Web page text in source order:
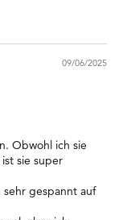
09/06/2025
Obwohl ich sie
sie super
gespannt auf